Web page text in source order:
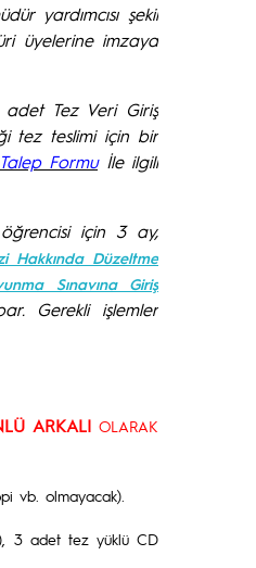
yardımcısı şekil
üyelerine imzaya
Tez Veri Giriş
tez teslimi için bir
Formuİle ilgili
öğrencisi için 3 ay,
Hakkında Düzeltme
Sınavına Giriş
Gerekli işlemler
ARKALIOLARAK
vb. olmayacak).
3 adet tez yüklü CD